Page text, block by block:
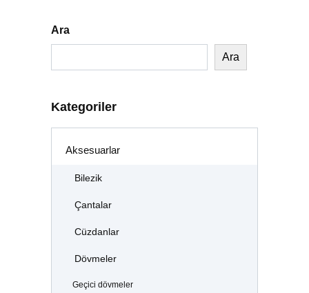
Ara
Ara
Kategoriler
Aksesuarlar
Bilezik
Çantalar
Cüzdanlar
Dövmeler
Geçici dövmeler